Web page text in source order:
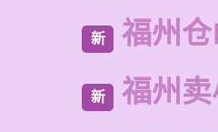
新 福州
新 福州